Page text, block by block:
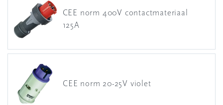
CEE norm 400V contactmateriaal
125A
CEE norm 20-25V violet